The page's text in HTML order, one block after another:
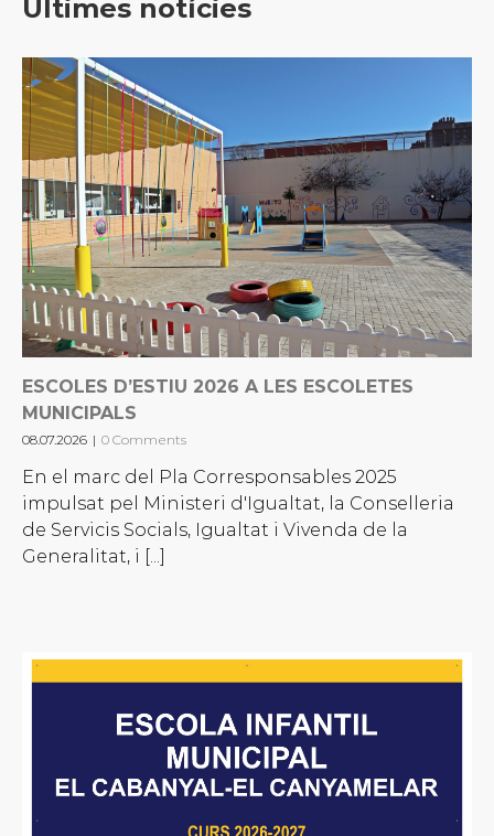
Últimes notícies
ESCOLES D’ESTIU 2026 A LES ESCOLETES
MUNICIPALS
08.07.2026 | 0 Comments
En el marc del Pla Corresponsables 2025
impulsat pel Ministeri d'Igualtat, la Conselleria
de Servicis Socials, Igualtat i Vivenda de la
Generalitat, i [...]